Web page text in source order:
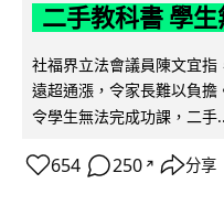
二手教科書 學
社福界立法會議員陳文宜
遠超通漲，令家長難以負擔
令學生無法完成功課，二手
654 250 ↗ 分享